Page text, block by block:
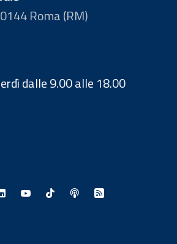
Roma (RM)
dalle 9.00 alle 18.00
- Apertura in nuova finestra
- Apertura in nuova finestra
- Sito esterno - Apertura in
Linkedin - Sito esterno - Apertura in
Youtube - Sito esterno -
TikTok - Sito esterno -
Spreaker - Sito
Feed RSS -